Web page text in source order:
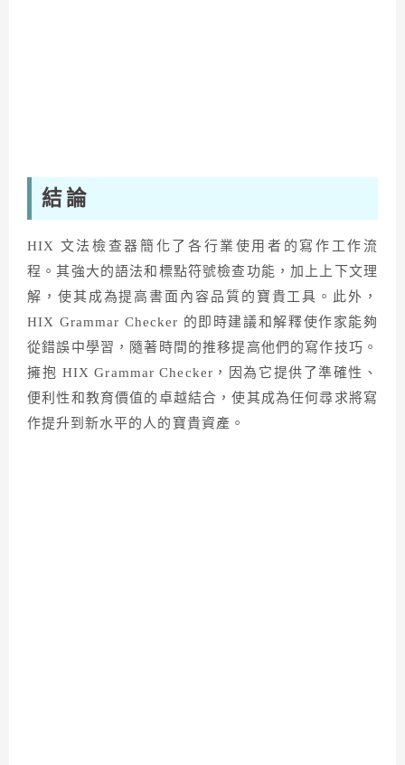
結論
HIX 文法檢查器簡化了各行業使用者的寫作工作流
程。其強大的語法和標點符號檢查功能，加上上下文理
解，使其成為提高書面內容品質的寶貴工具。此外，
HIX Grammar Checker 的即時建議和解釋使作家能夠
從錯誤中學習，隨著時間的推移提高他們的寫作技巧。
擁抱 HIX Grammar Checker，因為它提供了準確性、
便利性和教育價值的卓越結合，使其成為任何尋求將寫
作提升到新水平的人的寶貴資產。